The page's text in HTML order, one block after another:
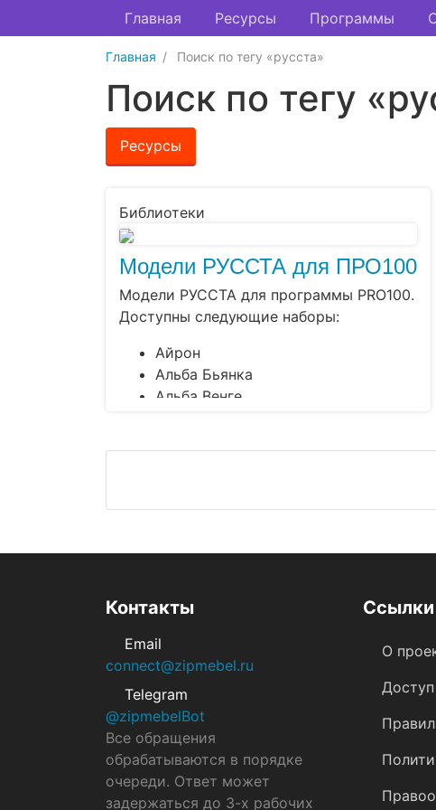
Главная Ресурсы Программы
Главная Поиск по тегу «русста»
Поиск по тегу
Ресурсы
Библиотеки
Модели РУССТА для ПРО100
Модели РУССТА для программы PRO100.
Доступны следующие наборы:
Айрон
Альба Бьянка
Альба Венге
Контакты
Email
connect@zipmebel.ru
Telegram
@zipmebelBot
Все обращения
обрабатываются в порядке
очереди. Ответ может
задержаться до 3-х рабочих
Ссылки
О
Доступ